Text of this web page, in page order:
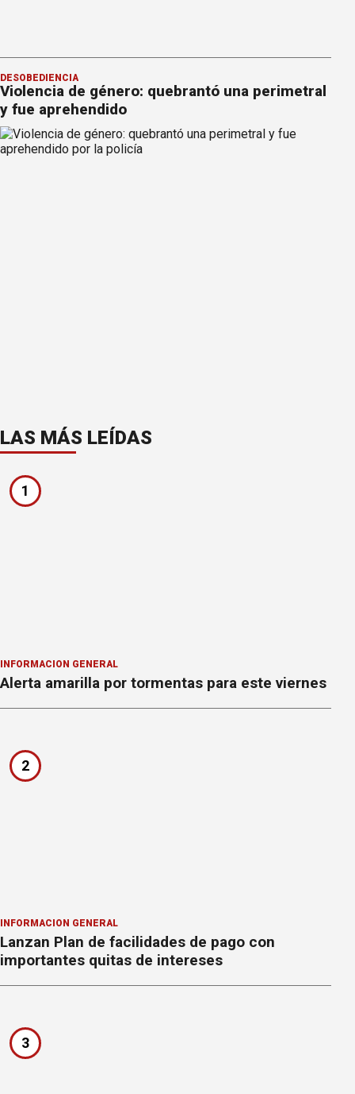
DESOBEDIENCIA
Violencia de género: quebrantó una perimetral
y fue aprehendido
LAS MÁS LEÍDAS
1
INFORMACION GENERAL
Alerta amarilla por tormentas para este viernes
2
INFORMACION GENERAL
Lanzan Plan de facilidades de pago con
importantes quitas de intereses
3